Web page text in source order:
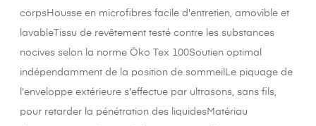
corpsHousse en microfibres facile d'entretien, amovible et
lavableTissu de revêtement testé contre les substances
nocives selon la norme Öko Tex 100Soutien optimal
indépendamment de la position de sommeilLe piquage de
l'enveloppe extérieure s'effectue par ultrasons, sans fils,
pour retarder la pénétration des liquidesMatériau